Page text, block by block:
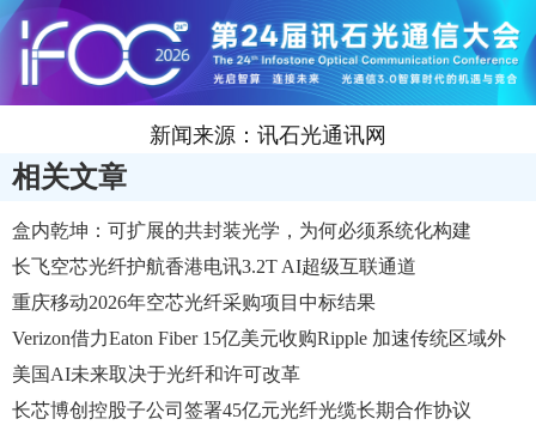
新闻来源：讯石光通讯网
相关文章
盒内乾坤：可扩展的共封装光学，为何必须系统化构建
长飞空芯光纤护航香港电讯3.2T AI超级互联通道
重庆移动2026年空芯光纤采购项目中标结果
Verizon借力Eaton Fiber 15亿美元收购Ripple 加速传统区域外
光纤扩展
美国AI未来取决于光纤和许可改革
长芯博创控股子公司签署45亿元光纤光缆长期合作协议